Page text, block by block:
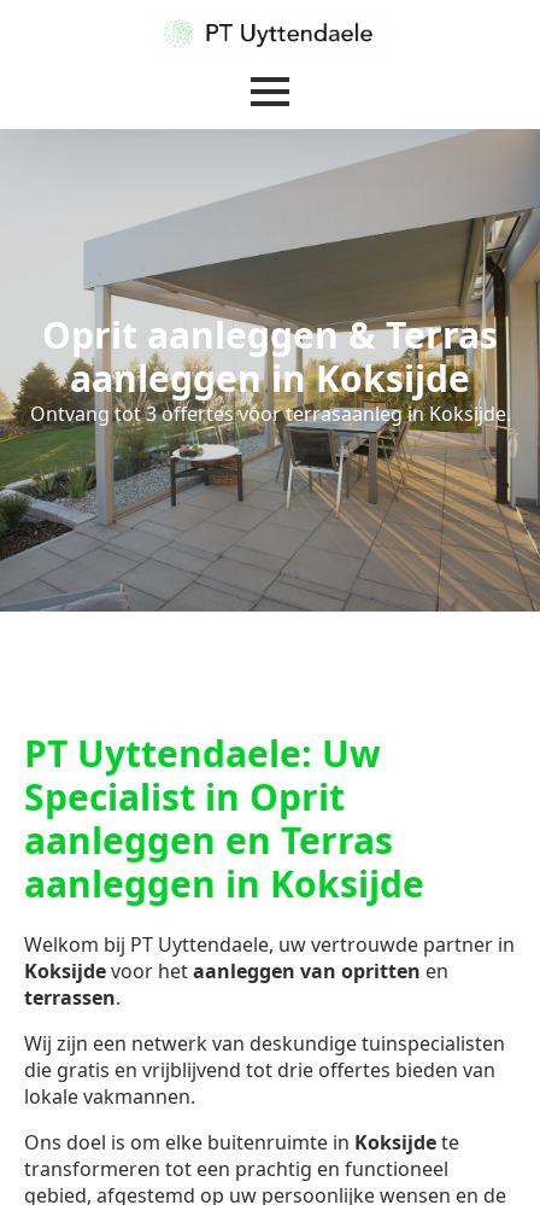
Oprit aanleggen & Terras
aanleggen in Koksijde
Ontvang tot 3 offertes voor terrasaanleg in Koksijde.
PT Uyttendaele: Uw
Specialist in Oprit
aanleggen en Terras
aanleggen in Koksijde
Welkom bij PT Uyttendaele, uw vertrouwde partner in
Koksijdevoor hetaanleggen van opritten en
terrassen.
Wij zijn een netwerk van deskundige tuinspecialisten
die gratis en vrijblijvend tot drie offertes bieden van
lokale vakmannen.
Ons doel is om elke buitenruimte in Koksijdete
transformeren tot een prachtig en functioneel
gebied, afgestemd op uw persoonlijke wensen en de